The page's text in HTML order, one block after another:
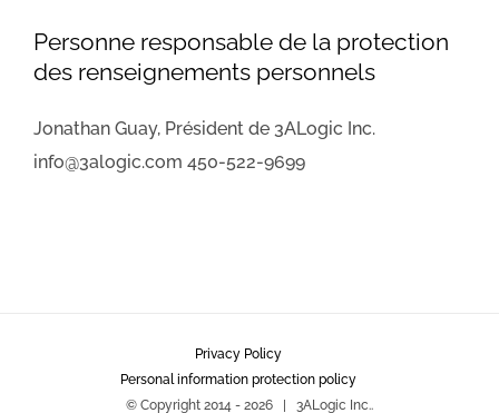
Personne responsable de la protection
des renseignements personnels
Jonathan Guay, Président de 3ALogic Inc.
info@3alogic.com 450-522-9699
Privacy Policy
Personal information protection policy
© Copyright 2014 - 2026 | 3ALogic Inc..